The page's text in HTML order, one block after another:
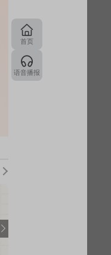
首页
语音播报